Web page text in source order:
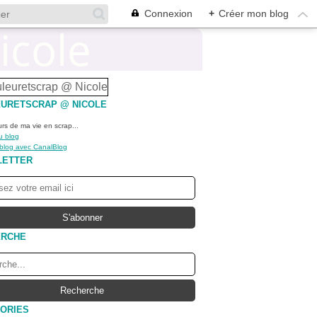
Connexion + Créer mon blog
@ NICOLE
de ma vie en scrap...
blog
avec CanalBlog